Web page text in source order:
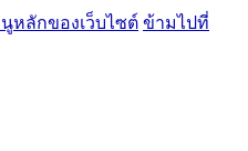
หลักของเว็บไซต์ ข้ามไปที่